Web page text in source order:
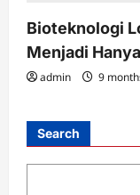
Bioteknologi
Menjadi
admin 9
Search